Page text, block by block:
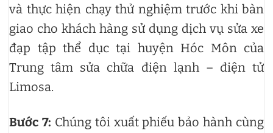
và thực hiện chạy thử nghiệm trước khi bàn
giao cho khách hàng sử dụng dịch vụ sửa xe
đạp tập thể dục tại huyện Hóc Môn của
Trung tâm sửa chữa điện lạnh – điện tử
Limosa.
Bước 7: Chúng tôi xuất phiếu bảo hành cùng